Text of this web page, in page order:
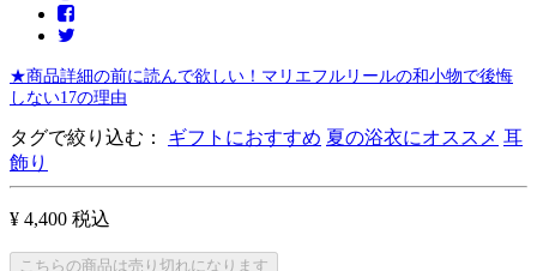
★商品詳細の前に読んで欲しい！マリエフルリールの和小物で後悔
しない17の理由
タグで絞り込む： ギフトにおすすめ 夏の浴衣にオススメ 耳
飾り
¥ 4,400 税込
こちらの商品は売り切れになります